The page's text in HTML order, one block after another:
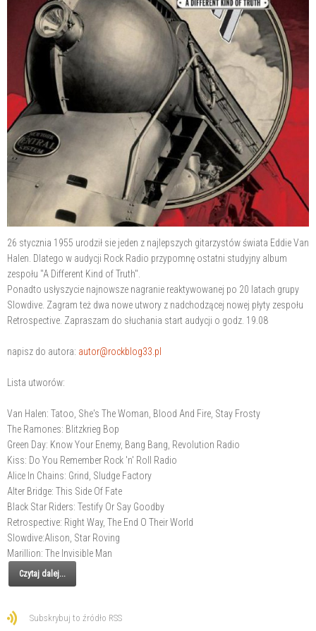
26 stycznia 1955 urodził sie jeden z najlepszych gitarzystów świata Eddie Van
Halen. Dlatego w audycji Rock Radio przypomnę ostatni studyjny album
zespołu "A Different Kind of Truth".
Ponadto usłyszycie najnowsze nagranie reaktywowanej po 20 latach grupy
Slowdive. Zagram też dwa nowe utwory z nadchodzącej nowej płyty zespołu
Retrospective. Zapraszam do słuchania start audycji o godz. 19.08
napisz do autora: autor@rockblog33.pl
Lista utworów:
Van Halen: Tatoo, She's The Woman, Blood And Fire, Stay Frosty
The Ramones: Blitzkrieg Bop
Green Day: Know Your Enemy, Bang Bang, Revolution Radio
Kiss: Do You Remember Rock 'n' Roll Radio
Alice In Chains: Grind, Sludge Factory
Alter Bridge: This Side Of Fate
Black Star Riders: Testify Or Say Goodby
Retrospective: Right Way, The End O Their World
Slowdive:Alison, Star Roving
Marillion: The Invisible Man
Czytaj dalej...
Subskrybuj to źródło RSS